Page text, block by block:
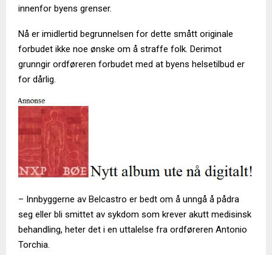
innenfor byens grenser.
Nå er imidlertid begrunnelsen for dette smått originale
forbudet ikke noe ønske om å straffe folk. Derimot
grunngir ordføreren forbudet med at byens helsetilbud er
for dårlig.
– Innbyggerne av Belcastro er bedt om å unngå å pådra
seg eller bli smittet av sykdom som krever akutt medisinsk
behandling, heter det i en uttalelse fra ordføreren Antonio
Torchia.